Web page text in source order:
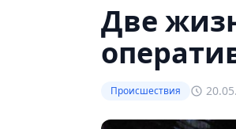
Две
Происшествия